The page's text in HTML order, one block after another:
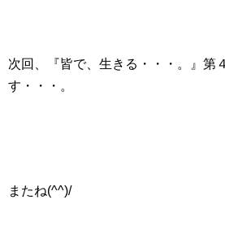
次回、『皆で、生きる・・・。』第
す・・・。
またね(^^)/